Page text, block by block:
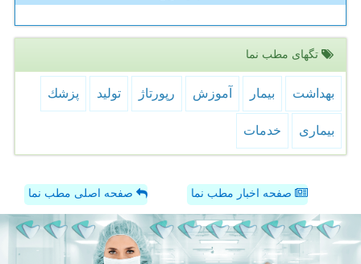
تگهای مطب نما
بهداشت بیمار آموزش رپورتاژ تولید پزشك
بیماری خدمات
صفحه اخبار مطب نما صفحه اصلی مطب نما